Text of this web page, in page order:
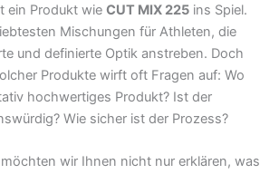
ein Produkt wie CUT MIX 225 ins Spiel.
Mischungen für Athleten, die
und definierte Optik anstreben. Doch
Produkte wirft oft Fragen auf: Wo
hochwertiges Produkt? Ist der
Wie sicher ist der Prozess?
wir Ihnen nicht nur erklären, was